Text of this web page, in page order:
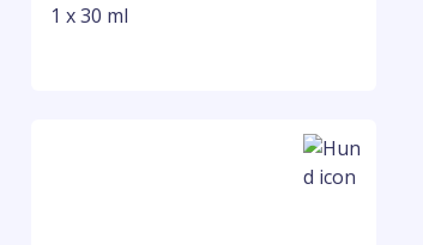
1 x 30 ml